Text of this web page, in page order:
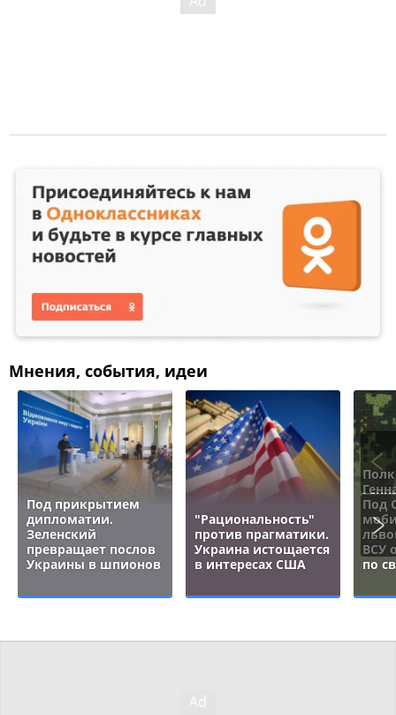
Мнения, события, идеи
Под прикрытием
дипломатии.
Зеленский
превращает послов
Украины в шпионов
"Рациональность"
против прагматики.
Украина истощается
в интересах США
Под
ВСУ
по